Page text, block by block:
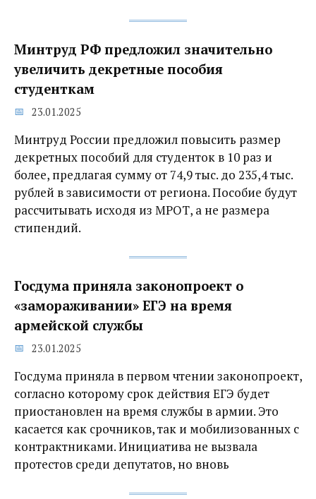
Минтруд РФ предложил значительно
увеличить декретные пособия
студенткам
23.01.2025
Минтруд России предложил повысить размер
декретных пособий для студенток в 10 раз и
более, предлагая сумму от 74,9 тыс. до 235,4 тыс.
рублей в зависимости от региона. Пособие будут
рассчитывать исходя из МРОТ, а не размера
стипендий.
Госдума приняла законопроект о
«замораживании» ЕГЭ на время
армейской службы
23.01.2025
Госдума приняла в первом чтении законопроект,
согласно которому срок действия ЕГЭ будет
приостановлен на время службы в армии. Это
касается как срочников, так и мобилизованных с
контрактниками. Инициатива не вызвала
протестов среди депутатов, но вновь